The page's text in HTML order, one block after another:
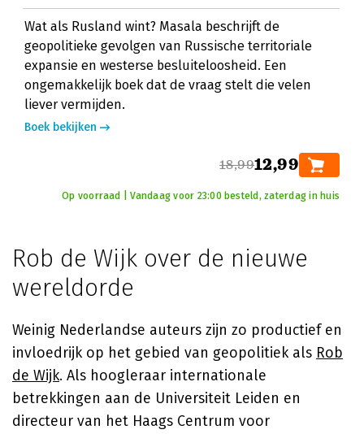
Wat als Rusland wint? Masala beschrijft de
geopolitieke gevolgen van Russische territoriale
expansie en westerse besluiteloosheid. Een
ongemakkelijk boek dat de vraag stelt die velen
liever vermijden.
Boek bekijken
18,9912,99
Op voorraad | Vandaag voor 23:00 besteld, zaterdag in huis
Rob de Wijk over de nieuwe
wereldorde
Weinig Nederlandse auteurs zijn zo productief en
invloedrijk op het gebied van geopolitiek als Rob
de Wijk. Als hoogleraar internationale
betrekkingen aan de Universiteit Leiden en
directeur van het Haags Centrum voor